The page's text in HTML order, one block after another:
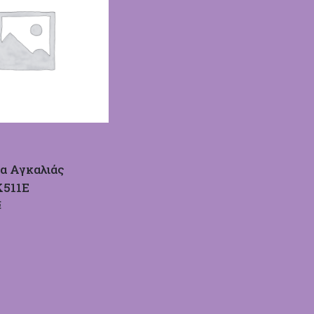
Αγκαλιάς